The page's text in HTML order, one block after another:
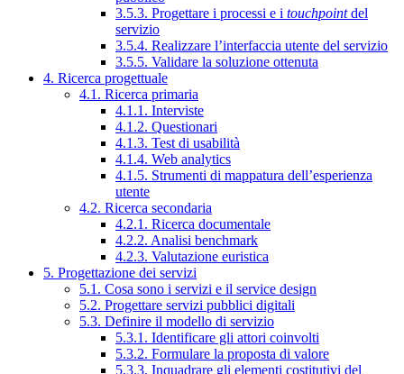
3.5.3. Progettare i processi e i touchpointdel
servizio
3.5.4. Realizzare l’interfaccia utente del servizio
3.5.5. Validare la soluzione ottenuta
4. Ricerca progettuale
4.1. Ricerca primaria
4.1.1. Interviste
4.1.2. Questionari
4.1.3. Test di usabilità
4.1.4. Web analytics
4.1.5. Strumenti di mappatura dell’esperienza
utente
4.2. Ricerca secondaria
4.2.1. Ricerca documentale
4.2.2. Analisi benchmark
4.2.3. Valutazione euristica
5. Progettazione dei servizi
5.1. Cosa sono i servizi e il service design
5.2. Progettare servizi pubblici digitali
5.3. Definire il modello di servizio
5.3.1. Identificare gli attori coinvolti
5.3.2. Formulare la proposta di valore
5.3.3. Inquadrare gli elementi costitutivi del